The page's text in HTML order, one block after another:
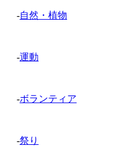
-自然・植物
-運動
-ボランティア
-祭り